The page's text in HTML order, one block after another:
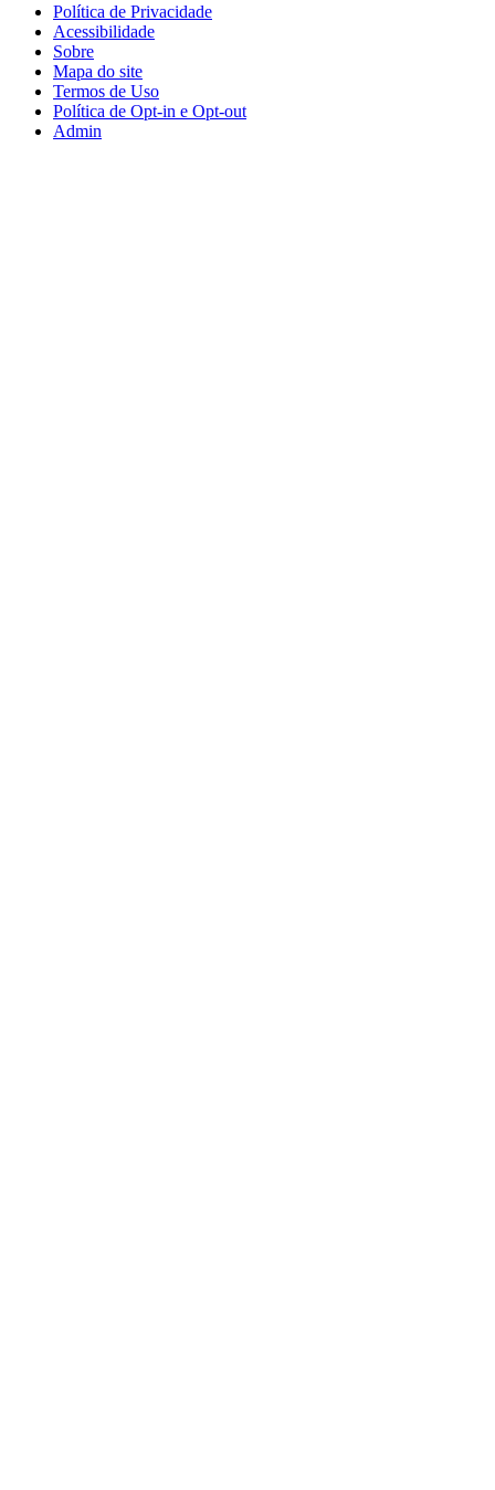
Política de Privacidade
Acessibilidade
Sobre
Mapa do site
Termos de Uso
Política de Opt-in e Opt-out
Admin